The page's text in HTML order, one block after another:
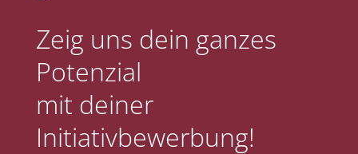
Zeig uns dein ganzes
Potenzial
mit deiner
Initiativbewerbung!